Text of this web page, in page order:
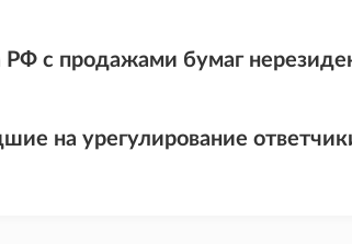
с продажами бумаг
на урегулирование